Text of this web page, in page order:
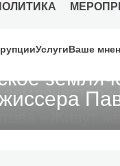
УслугиВаше